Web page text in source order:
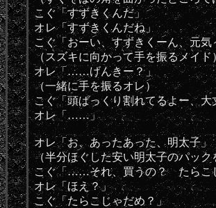
こぐ「すずきくんだ」
オレ「すずきくんだね」
こぐ「おーい、すずきくーん、元気
（スズキに向かって手を振るメイド
オレ「……げんきー？」
（一緒に手を振るオレ）
こぐ「頭ぱっくり割れてるよー、大
オレ「……」
オレ「お、あったあった、明太子」
（半分ほぐした安い明太子のパック
こぐ「……それ、買うの？ たらこ
オレ「ほえ？」
こぐ「たらこじゃだめ？」